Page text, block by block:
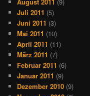
August 2011 (9)
Juli 2011 (5)
Juni 2011 (3)
Mai 2011 (10)
April 2011 (11)
März 2011 (7)
Februar 2011 (6)
Januar 2011 (9)
Dezember 2010 (9)